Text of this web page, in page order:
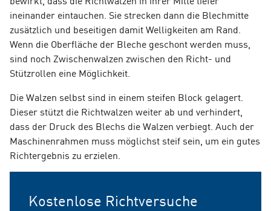
ineinander eintauchen. Sie strecken dann die Blechmitte
zusätzlich und beseitigen damit Welligkeiten am Rand.
Wenn die Oberfläche der Bleche geschont werden muss,
sind noch Zwischenwalzen zwischen den Richt- und
Stützrollen eine Möglichkeit.
Die Walzen selbst sind in einem steifen Block gelagert.
Dieser stützt die Richtwalzen weiter ab und verhindert,
dass der Druck des Blechs die Walzen verbiegt. Auch der
Maschinenrahmen muss möglichst steif sein, um ein gutes
Richtergebnis zu erzielen.
Kostenlose Richtversuche